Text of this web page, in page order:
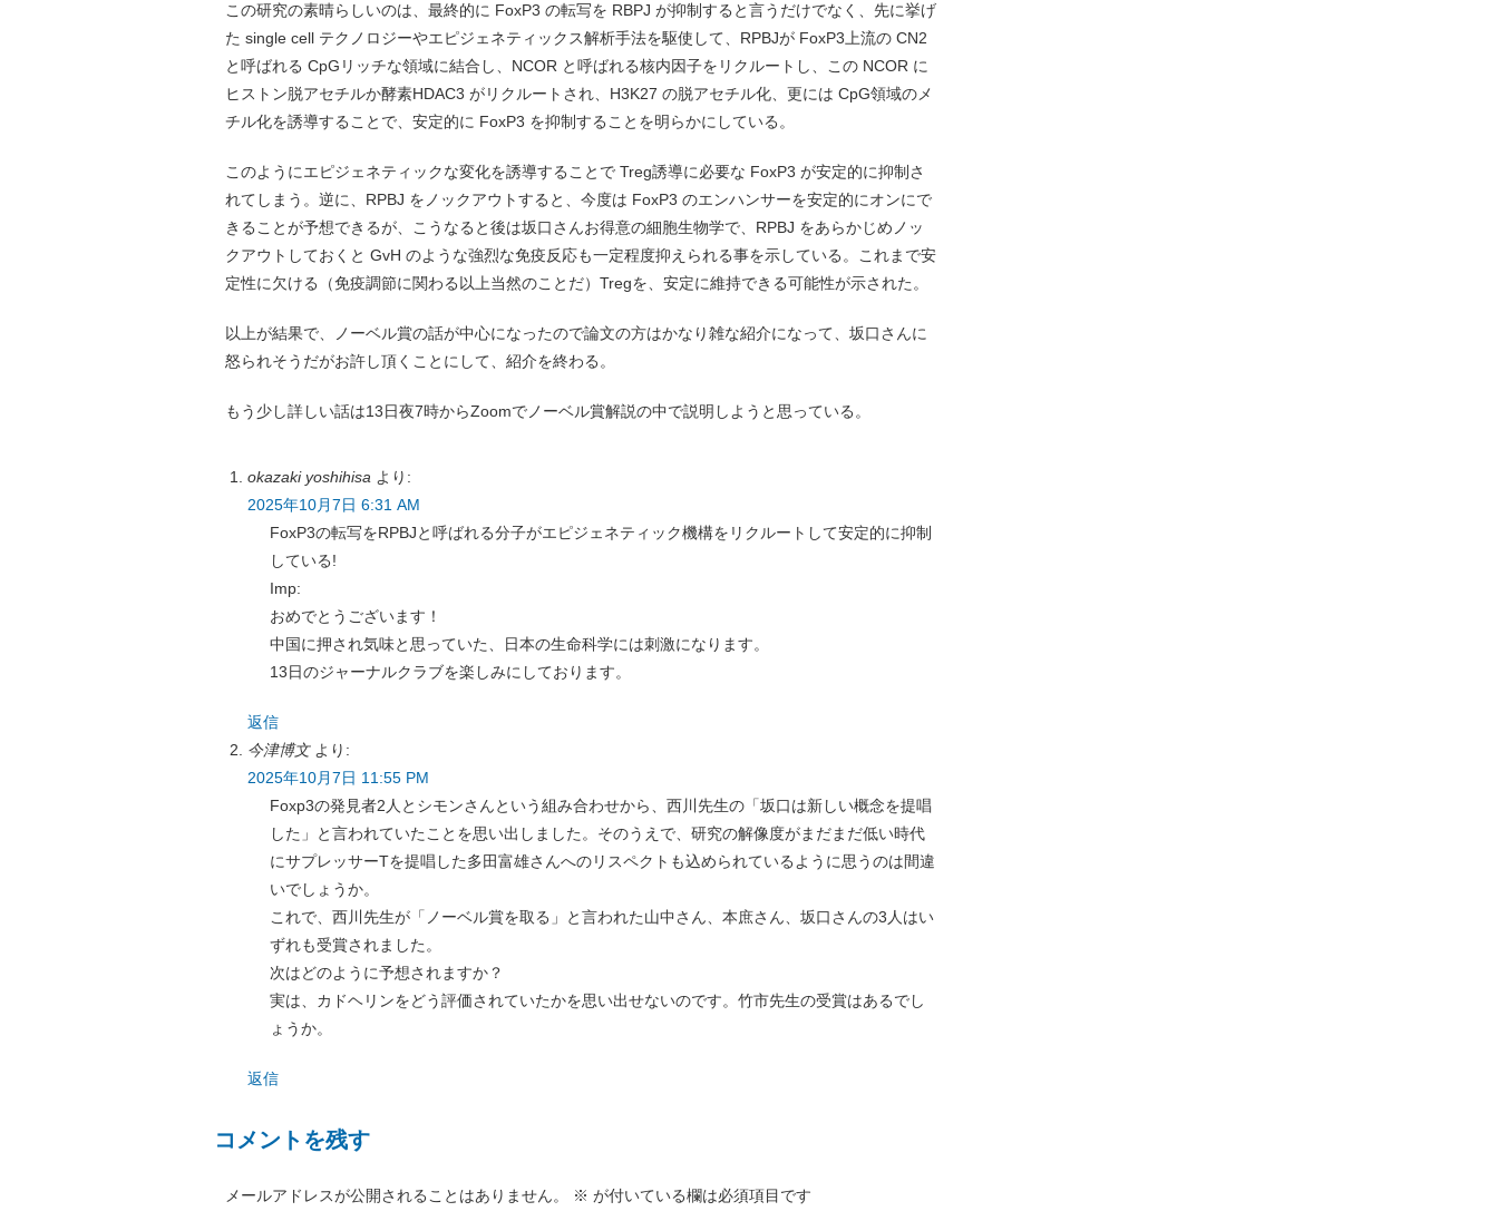
この研究の素晴らしいのは、最終的に FoxP3 の転写を RBPJ が抑制すると言うだけでなく、先に挙げ
た single cell テクノロジーやエピジェネティックス解析手法を駆使して、RPBJが FoxP3上流の CN2
と呼ばれる CpGリッチな領域に結合し、NCOR と呼ばれる核内因子をリクルートし、この NCOR に
ヒストン脱アセチルか酵素HDAC3 がリクルートされ、H3K27 の脱アセチル化、更には CpG領域のメ
チル化を誘導することで、安定的に FoxP3 を抑制することを明らかにしている。
このようにエピジェネティックな変化を誘導することで Treg誘導に必要な FoxP3 が安定的に抑制さ
れてしまう。逆に、RPBJ をノックアウトすると、今度は FoxP3 のエンハンサーを安定的にオンにで
きることが予想できるが、こうなると後は坂口さんお得意の細胞生物学で、RPBJ をあらかじめノッ
クアウトしておくと GvH のような強烈な免疫反応も一定程度抑えられる事を示している。これまで安
定性に欠ける（免疫調節に関わる以上当然のことだ）Tregを、安定に維持できる可能性が示された。
以上が結果で、ノーベル賞の話が中心になったので論文の方はかなり雑な紹介になって、坂口さんに
怒られそうだがお許し頂くことにして、紹介を終わる。
もう少し詳しい話は13日夜7時からZoomでノーベル賞解説の中で説明しようと思っている。
okazaki yoshihisa より:
2025年10月7日 6:31 AM
FoxP3の転写をRPBJと呼ばれる分子がエピジェネティック機構をリクルートして安定的に抑制
している!
Imp:
おめでとうございます！
中国に押され気味と思っていた、日本の生命科学には刺激になります。
13日のジャーナルクラブを楽しみにしております。
返信
今津博文 より:
2025年10月7日 11:55 PM
Foxp3の発見者2人とシモンさんという組み合わせから、西川先生の「坂口は新しい概念を提唱
した」と言われていたことを思い出しました。そのうえで、研究の解像度がまだまだ低い時代
にサプレッサーTを提唱した多田富雄さんへのリスペクトも込められているように思うのは間違
いでしょうか。
これで、西川先生が「ノーベル賞を取る」と言われた山中さん、本庶さん、坂口さんの3人はい
ずれも受賞されました。
次はどのように予想されますか？
実は、カドヘリンをどう評価されていたかを思い出せないのです。竹市先生の受賞はあるでし
ょうか。
返信
コメントを残す
メールアドレスが公開されることはありません。 ※ が付いている欄は必須項目です